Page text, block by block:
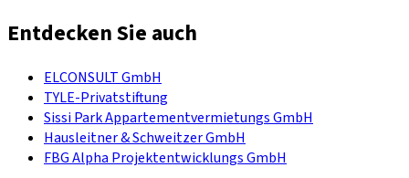
Entdecken Sie auch
ELCONSULT GmbH
TYLE-Privatstiftung
Sissi Park Appartementvermietungs GmbH
Hausleitner & Schweitzer GmbH
FBG Alpha Projektentwicklungs GmbH